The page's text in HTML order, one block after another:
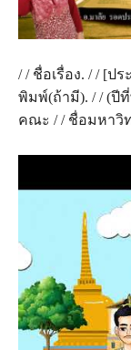
/ / ชื่อเรื่อง. / / [ป
พิมพ์(ถ้ามี). / / (ปี
คณะ / / ชื่อมหาวิ